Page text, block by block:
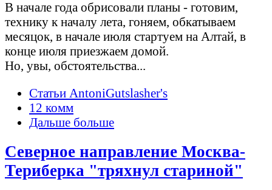
В начале года обрисовали планы - готовим,
технику к началу лета, гоняем, обкатываем
месяцок, в начале июля стартуем на Алтай, в
конце июля приезжаем домой.
Но, увы, обстоятельства...
Статьи AntoniGutslasher's
12 комм
Дальше больше
Северное направление Москва-
Териберка "тряхнул стариной"